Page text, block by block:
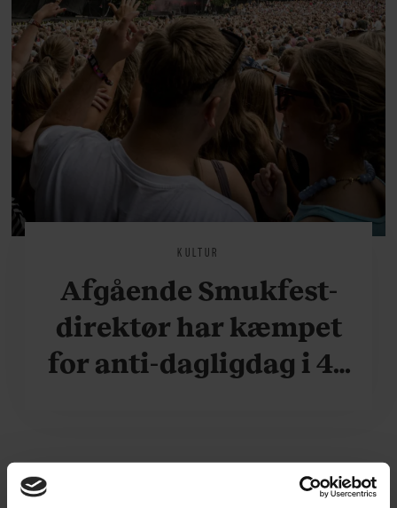
KULTUR
Afgående Smukfest-
direktør har kæmpet
for anti-dagligdag i 46
være menneske”